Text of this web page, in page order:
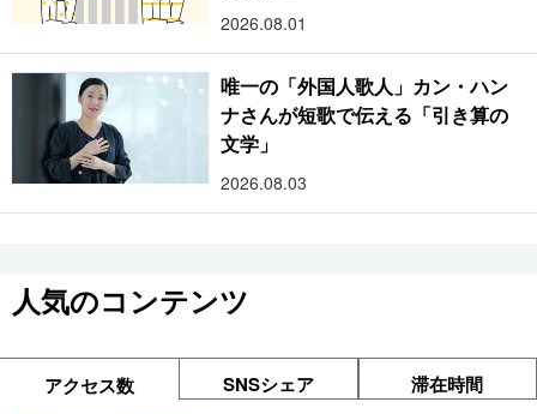
2026.08.01
唯一の「外国人歌人」カン・ハン
ナさんが短歌で伝える「引き算の
文学」
2026.08.03
人気のコンテンツ
アクセス数 SNSシェア 滞在時間